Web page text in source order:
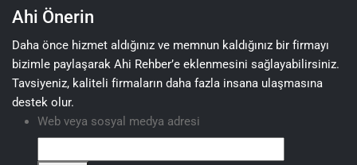
Ahi Önerin
Daha önce hizmet aldığınız ve memnun kaldığınız bir firmayı
bizimle paylaşarak Ahi Rehber’e eklenmesini sağlayabilirsiniz.
Tavsiyeniz, kaliteli firmaların daha fazla insana ulaşmasına
destek olur.
Web veya sosyal medya adresi